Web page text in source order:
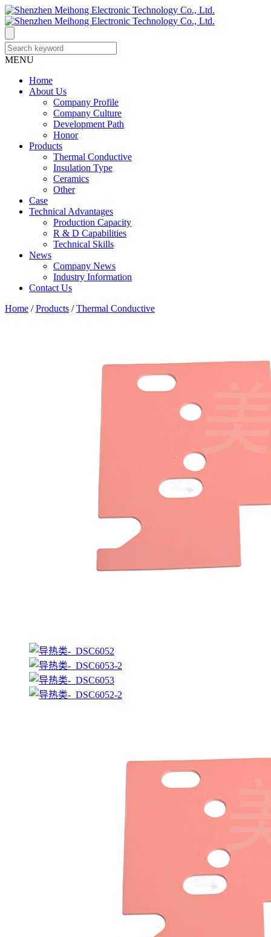
MENU
Home
About Us
Company Profile
Company Culture
Development Path
Honor
Products
Thermal Conductive
Insulation Type
Ceramics
Other
Case
Technical Advantages
Production Capacity
R & D Capabilities
Technical Skills
News
Company News
Industry Information
Contact Us
Home /Products /Thermal Conductive